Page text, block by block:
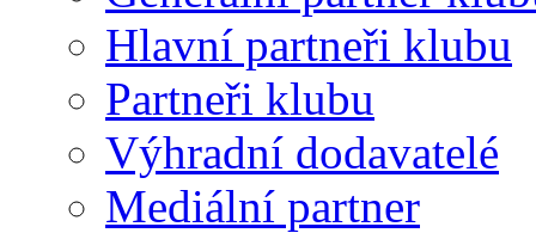
Hlavní partneři klubu
Partneři klubu
Výhradní dodavatelé
Mediální partner